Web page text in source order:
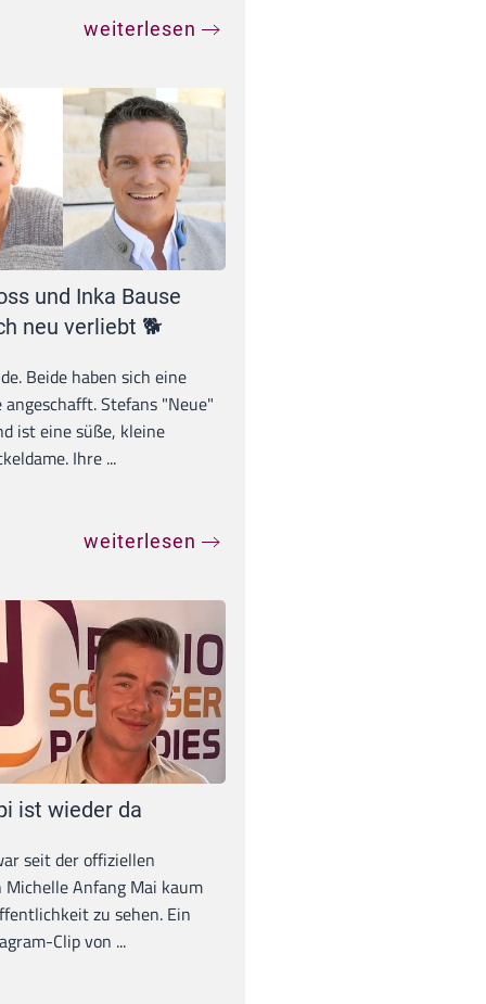
weiterlesen
und Inka Bause
neu verliebt 🐕
Beide haben sich eine
angeschafft. Stefans "Neue"
ist eine süße, kleine
Ihre ...
weiterlesen
ist wieder da
seit der offiziellen
Michelle Anfang Mai kaum
zu sehen. Ein
Clip von ...